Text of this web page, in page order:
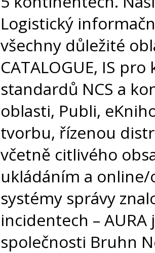
Logistický
všechny důležité
CATALOGUE, IS
standardů NCS a
oblasti, Publi,
tvorbu, řízenou
včetně citlivého
ukládáním a
systémy správy
incidentech –
společnosti Bruhn